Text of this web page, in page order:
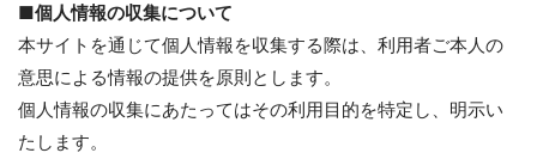
■個人情報の収集について
本サイトを通じて個人情報を収集する際は、利用者ご本人の
意思による情報の提供を原則とします。
個人情報の収集にあたってはその利用目的を特定し、明示い
たします。